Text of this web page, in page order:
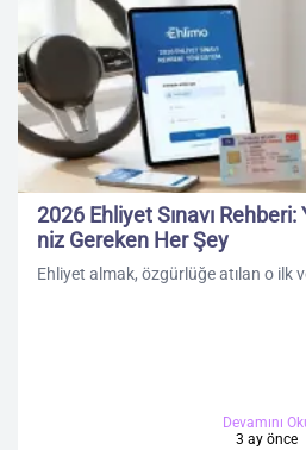
2026 Ehliyet Sınavı
niz Gereken Her Şey
Ehliyet almak, özgürlüğe atılan o ilk
Devamını
3 ay önce